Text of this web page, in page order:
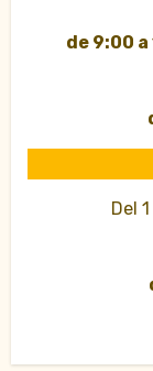
de 9:00
Del